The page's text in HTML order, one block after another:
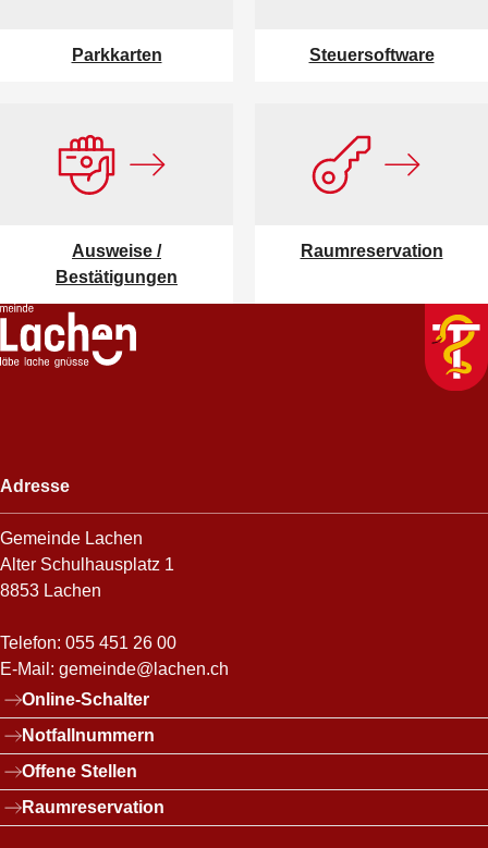
Parkkarten Steuersoftware
Ausweise /
Bestätigungen
Raumreservation
Footer
Adresse
Gemeinde Lachen
Alter Schulhausplatz 1
8853 Lachen
Telefon: 055 451 26 00
E-Mail: gemeinde@lachen.ch
Links
Online-Schalter
Notfallnummern
Offene Stellen
Raumreservation